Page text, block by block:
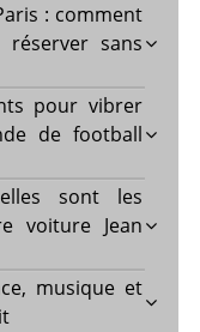
: comment
sans
pour vibrer
de football
sont les
voiture Jean
musique et